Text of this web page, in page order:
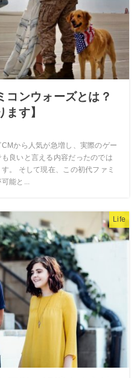
コンウォーズとは？
ます】
から人気が急増し、実際のゲー
良いと言える内容だったのでは
。 そして現在、この初代ファミ
能と...
Life